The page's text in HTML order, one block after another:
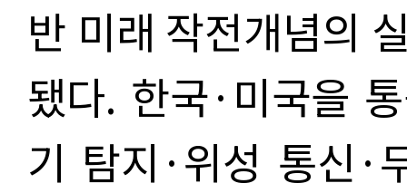
반 미래 작전개념의
됐다. 한국·미국을
기 탐지·위성 통신·